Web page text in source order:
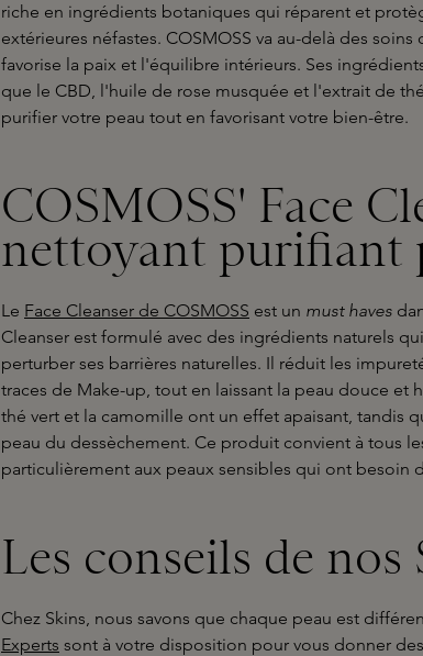
riche en ingrédients botaniques qui réparent et
extérieures néfastes. COSMOSS va au-delà des soins
favorise la paix et l'équilibre intérieurs. Ses
que le CBD, l'huile de rose musquée et l'extrait de
purifier votre peau tout en favorisant votre bien-être.
COSMOSS' Face
nettoyant purifiant
Le Face Cleanser de COSMOSS est un must haves
Cleanser est formulé avec des ingrédients naturels
perturber ses barrières naturelles. Il réduit les
traces de Make-up, tout en laissant la peau douce et
thé vert et la camomille ont un effet apaisant, tandis
peau du dessèchement. Ce produit convient à tous
particulièrement aux peaux sensibles qui ont besoin
Les conseils de nos
Chez Skins, nous savons que chaque peau est
Experts sont à votre disposition pour vous donner